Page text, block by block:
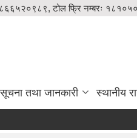
टोल फ्रि नम्बरः
सूचना तथा जानकारी स्थानीय